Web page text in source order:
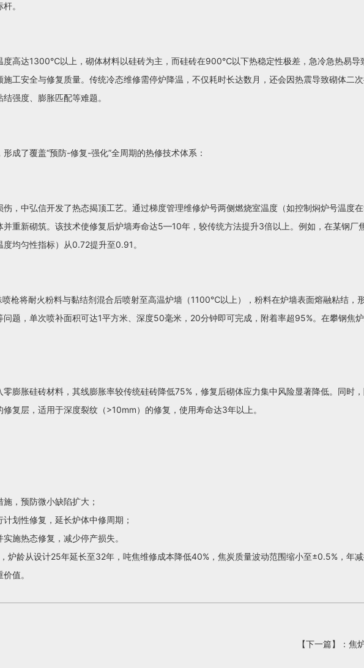
。
度高达1300℃以上，砌体材料以硅砖为主，而硅砖在900℃以下热稳定性极差，急冷急热易导
工安全与修复质量。传统冷态维修需停炉降温，不仅耗时长达数月，还会因热震导致砌体二
强度、膨胀匹配等难题。
成了覆盖“预防-修复-强化”全周期的热修技术体系：
伤，中弘信开发了热态揭顶工艺。通过梯度管理维修炉号两侧燃烧室温度（如控制焖炉号温
重新砌筑。该技术使修复后炉墙寿命达5—10年，较传统方法提升3倍以上。例如，在某钢厂
均匀性指标）从0.72提升至0.91。
枪将耐火粉料与黏结剂混合后喷射至高温炉墙（1100℃以上），粉料在炉墙表面熔融粘结，
题，单次喷补面积可达1平方米、深度50毫米，20分钟即可完成，附着率超95%。在攀钢焦
膨胀硅砖材料，其线膨胀率较传统硅砖降低75%，修复后砌体应力集中风险显著降低。同时
复层，适用于深度裂纹（>10mm）的修复，使用寿命达3年以上。
，预防微小缺陷扩大；
划性修复，延长炉体中修周期；
施热态修复，减少停产损失。
炉龄从设计25年延长至32年，吨焦维修成本降低40%，焦炭质量波动范围缩小至±0.5%，年
值。
【下一篇】： 焦